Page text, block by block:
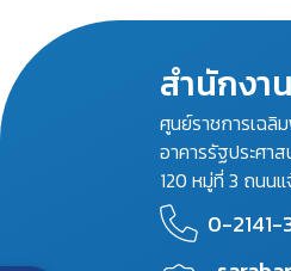
สำนักงา
ศูนย์ราชการเฉลิ
อาคารรัฐประศา
120 หมู่ที่ 3 ถนน
0-2141-